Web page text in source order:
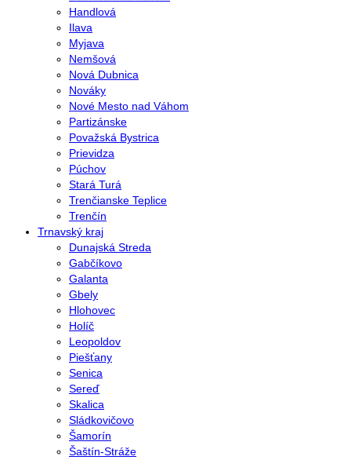
Handlová
Ilava
Myjava
Nemšová
Nová Dubnica
Nováky
Nové Mesto nad Váhom
Partizánske
Považská Bystrica
Prievidza
Púchov
Stará Turá
Trenčianske Teplice
Trenčín
Trnavský kraj
Dunajská Streda
Gabčíkovo
Galanta
Gbely
Hlohovec
Holíč
Leopoldov
Piešťany
Senica
Sereď
Skalica
Sládkovičovo
Šamorín
Šaštín-Stráže